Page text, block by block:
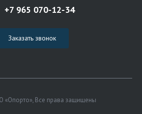
+7 965 070-12-34
Заказать звонок
«Опорто», Все права защищены